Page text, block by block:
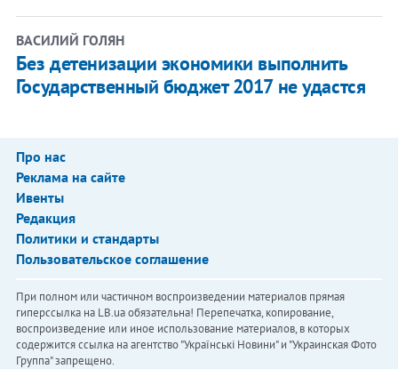
ВАСИЛИЙ ГОЛЯН
Без детенизации экономики выполнить
Государственный бюджет 2017 не удастся
Про нас
Реклама на сайте
Ивенты
Редакция
Политики и стандарты
Пользовательское соглашение
При полном или частичном воспроизведении материалов прямая
гиперссылка на LB.ua обязательна! Перепечатка, копирование,
воспроизведение или иное использование материалов, в которых
содержится ссылка на агентство "Українськi Новини" и "Украинская Фото
Группа" запрещено.